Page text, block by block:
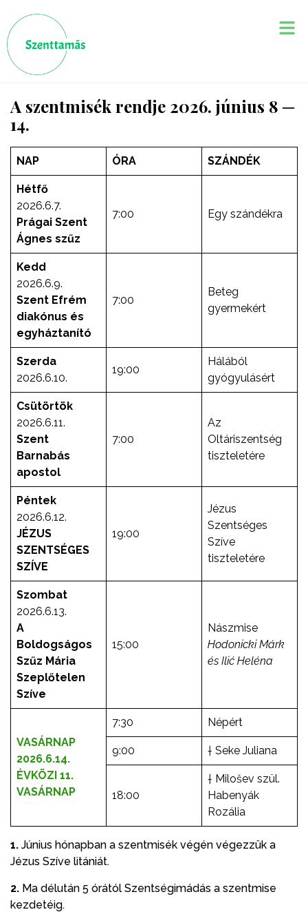
A szentmisék rendje 2026. június 8 ─
14.
NAP ÓRA SZÁNDÉK
Hétfő
2026.6.7.
Prágai Szent
Ágnes szűz
7:00 Egy szándékra
Kedd
2026.6.9.
Szent Efrém
diakónus és
egyháztanító
7:00
Beteg
gyermekért
Szerda
2026.6.10.
19:00
Hálából
gyógyulásért
Csütörtök
2026.6.11.
Szent
Barnabás
apostol
7:00
Az
Oltáriszentség
tiszteletére
Péntek
2026.6.12.
JÉZUS
SZENTSÉGES
SZÍVE
19:00
Jézus
Szentséges
Szíve
tiszteletére
Szombat
2026.6.13.
A
Boldogságos
Szűz Mária
Szeplőtelen
Szíve
15:00
Nászmise
Hodonicki Márk
és Ilić Heléna
VASÁRNAP
2026.6.14.
ÉVKÖZI 11.
VASÁRNAP
7:30 Népért
9:00 † Seke Juliana
18:00
† Milošev szül.
Habenyák
Rozália
1. Június hónapban a szentmisék végén végezzük a
Jézus Szíve litániát.
2. Ma délután 5 órától Szentségimádás a szentmise
kezdetéig.